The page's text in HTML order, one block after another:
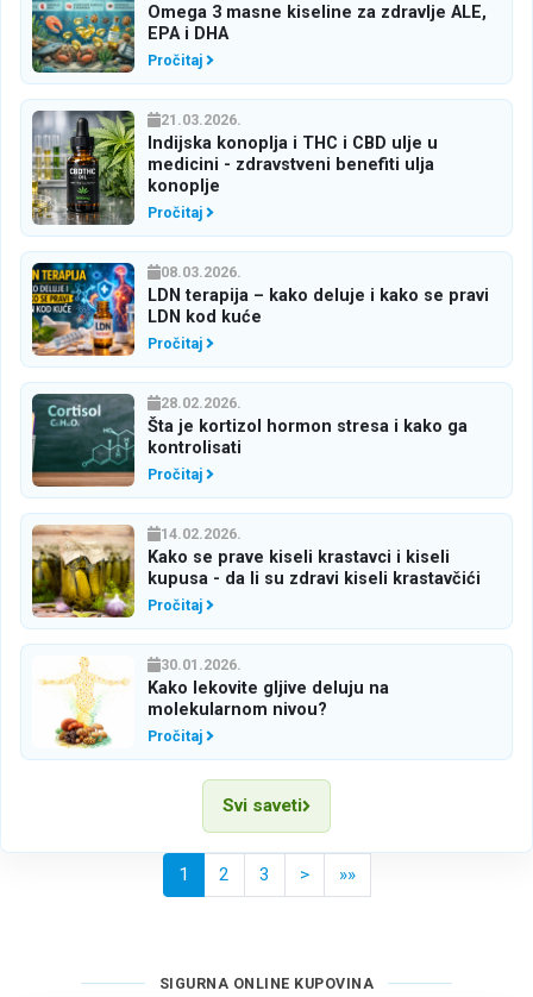
Omega 3 masne kiseline za zdravlje ALE,
EPA i DHA
Pročitaj
21.03.2026.
Indijska konoplja i THC i CBD ulje u
medicini - zdravstveni benefiti ulja
konoplje
Pročitaj
08.03.2026.
LDN terapija – kako deluje i kako se pravi
LDN kod kuće
Pročitaj
28.02.2026.
Šta je kortizol hormon stresa i kako ga
kontrolisati
Pročitaj
14.02.2026.
Kako se prave kiseli krastavci i kiseli
kupusa - da li su zdravi kiseli krastavčići
Pročitaj
30.01.2026.
Kako lekovite gljive deluju na
molekularnom nivou?
Pročitaj
Svi saveti
1 (current)
2 3 >> »»
SIGURNA ONLINE KUPOVINA